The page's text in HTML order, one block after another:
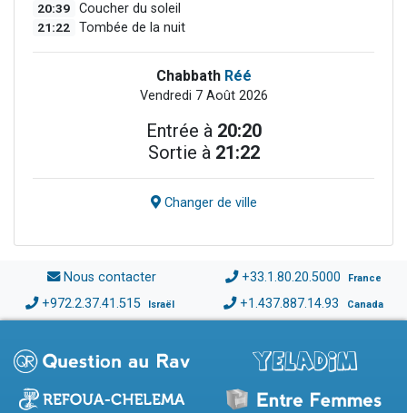
20:39 Coucher du soleil
21:22 Tombée de la nuit
Chabbath Réé
Vendredi 7 Août 2026
Entrée à 20:20
Sortie à 21:22
Changer de ville
Nous contacter +33.1.80.20.5000 France
+972.2.37.41.515 Israël +1.437.887.14.93 Canada